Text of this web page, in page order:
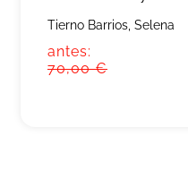
Tierno Barrios, Selena
antes:
70,00 €